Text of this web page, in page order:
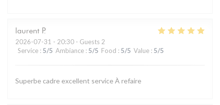
laurent P
2026-07-31 - 20:30 - Guests 2
Service : 5/5 Ambiance : 5/5 Food : 5/5 Value : 5/5
Superbe cadre excellent service À refaire